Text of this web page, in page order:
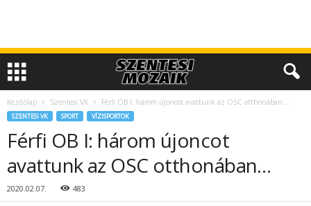
Kezdőlap Szentesi VK Férfi OB I: három újoncot avattunk az OSC otthonában…
SZENTESI VK SPORT VÍZISPORTOK
Férfi OB I: három újoncot
avattunk az OSC otthonában…
2020.02.07. 483